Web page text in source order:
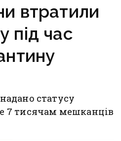
втратили
під час
статусу
7 тисячам мешканців